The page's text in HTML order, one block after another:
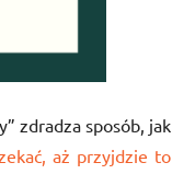
zdradza sposób, jak
aż przyjdzie to